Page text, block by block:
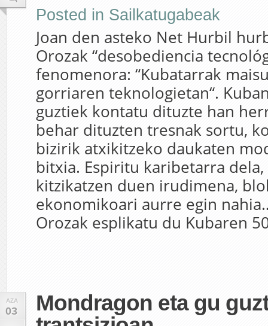
Posted in Sailkatugabeak
Joan den asteko Net Hurbil
Orozak “desobediencia
fenomenora: “Kubatarrak
gorriaren teknologietan“.
guztiek kontatu dituzte han
behar dituzten tresnak sortu,
bizirik atxikitzeko daukaten
bitxia. Espiritu karibetarra
kitzikatzen duen irudimena,
ekonomikoari aurre egin
Orozak esplikatu du Kubaren
AZA
03
Mondragon eta gu